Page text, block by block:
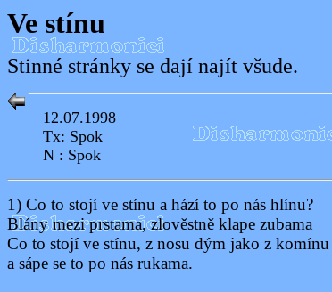
Ve stínu
Stinné stránky se dají najít všude.
12.07.1998
Tx: Spok
N : Spok
1) Co to stojí ve stínu a hází to po nás hlínu?
Blány mezi prstama, zlověstně klape zubama
Co to stojí ve stínu, z nosu dým jako z komínu
a sápe se to po nás rukama.